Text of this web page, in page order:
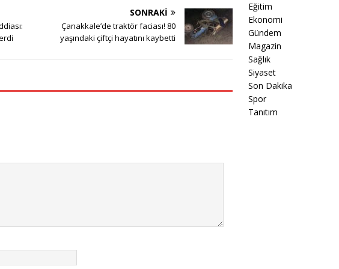
SONRAKI
Çanakkale’de traktör faciası! 80
yaşındaki çiftçi hayatını kaybetti
Eğitim
Ekonomi
Gündem
Magazin
Sağlık
Siyaset
Son Dakika
Spor
Tanıtım